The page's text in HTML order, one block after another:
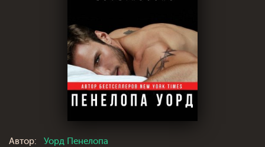
Автор:
Уорд Пенелопа